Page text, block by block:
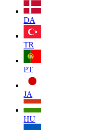
DA
TR
PT
JA
HU